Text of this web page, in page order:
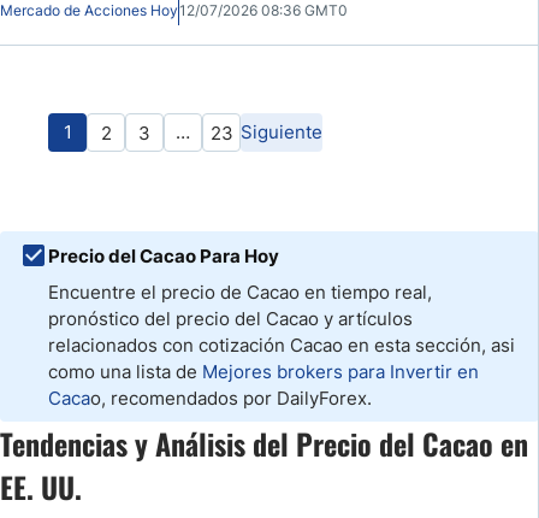
la atención del mercado.
Mercado de Acciones Hoy12/07/2026 08:36 GMT0
1 2 3 … 23 Siguiente
Precio del Cacao Para Hoy
Encuentre el precio de Cacao en tiempo real,
pronóstico del precio del Cacao y artículos
relacionados con cotización Cacao en esta sección, asi
como una lista de Mejores brokers para Invertir en
Cacao, recomendados por DailyForex.
Tendencias y Análisis del Precio del Cacao en
EE. UU.